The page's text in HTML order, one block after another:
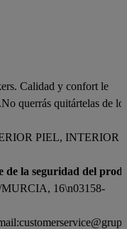
Calidad y confort le
querrás quitártelas de
PIEL, INTERIOR
de la seguridad del
16\n03158-